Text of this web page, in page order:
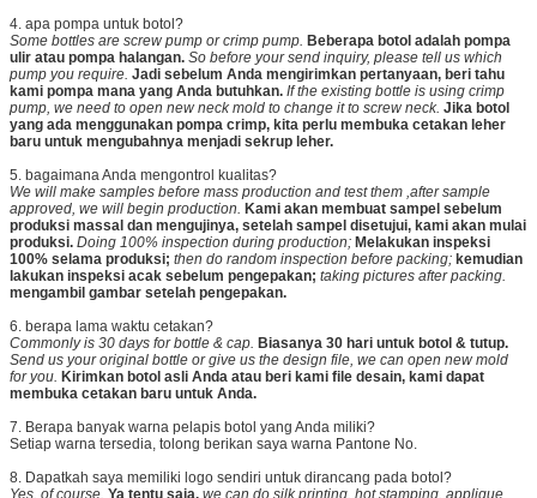
4. apa pompa untuk botol?
Some bottles are screw pump or crimp pump. Beberapa botol adalah pompa
ulir atau pompa halangan. So before your send inquiry, please tell us which
pump you require. Jadi sebelum Anda mengirimkan pertanyaan, beri tahu
kami pompa mana yang Anda butuhkan. If the existing bottle is using crimp
pump, we need to open new neck mold to change it to screw neck. Jika botol
yang ada menggunakan pompa crimp, kita perlu membuka cetakan leher
baru untuk mengubahnya menjadi sekrup leher.
5. bagaimana Anda mengontrol kualitas?
We will make samples before mass production and test them ,after sample
approved, we will begin production. Kami akan membuat sampel sebelum
produksi massal dan mengujinya, setelah sampel disetujui, kami akan mulai
produksi. Doing 100% inspection during production; Melakukan inspeksi
100% selama produksi; then do random inspection before packing; kemudian
lakukan inspeksi acak sebelum pengepakan; taking pictures after packing.
mengambil gambar setelah pengepakan.
6. berapa lama waktu cetakan?
Commonly is 30 days for bottle & cap. Biasanya 30 hari untuk botol & tutup.
Send us your original bottle or give us the design file, we can open new mold
for you. Kirimkan botol asli Anda atau beri kami file desain, kami dapat
membuka cetakan baru untuk Anda.
7. Berapa banyak warna pelapis botol yang Anda miliki?
Setiap warna tersedia, tolong berikan saya warna Pantone No.
8. Dapatkah saya memiliki logo sendiri untuk dirancang pada botol?
Yes, of course. Ya tentu saja. we can do silk printing, hot stamping, applique